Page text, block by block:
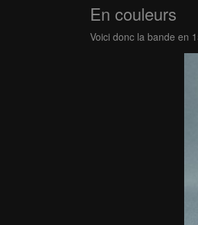
En couleurs
Voici donc la bande en